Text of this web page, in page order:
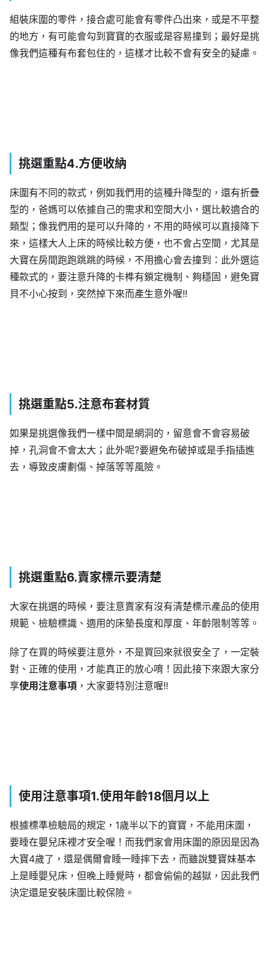
組裝床圍的零件，接合處可能會有零件凸出來，或是不平整
的地方，有可能會勾到寶寶的衣服或是容易撞到；最好是挑
像我們這種有布套包住的，這樣才比較不會有安全的疑慮。
挑選重點4.方便收納
床圍有不同的款式，例如我們用的這種升降型的，還有折疊
型的，爸媽可以依據自己的需求和空間大小，選比較適合的
類型；像我們用的是可以升降的，不用的時候可以直接降下
來，這樣大人上床的時候比較方便，也不會占空間，尤其是
大寶在房間跑跑跳跳的時候，不用擔心會去撞到：此外選這
種款式的，要注意升降的卡榫有鎖定機制、夠穩固，避免寶
貝不小心按到，突然掉下來而產生意外喔!!
挑選重點5.注意布套材質
如果是挑選像我們一樣中間是網洞的，留意會不會容易破
掉，孔洞會不會太大；此外呢?要避免布破掉或是手指插進
去，導致皮膚劃傷、掉落等等風險。
挑選重點6.賣家標示要清楚
大家在挑選的時候，要注意賣家有沒有清楚標示產品的使用
規範、檢驗標識、適用的床墊長度和厚度、年齡限制等等。
除了在買的時候要注意外，不是買回來就很安全了，一定裝
對、正確的使用，才能真正的放心唷！因此接下來跟大家分
享使用注意事項 ，大家要特別注意喔!!
使用注意事項1.使用年齡18個月以上
根據標準檢驗局的規定，1歲半以下的寶寶，不能用床圍，
要睡在嬰兒床裡才安全喔！而我們家會用床圍的原因是因為
大寶4歲了，還是偶爾會睡一睡摔下去，而雖說雙寶妹基本
上是睡嬰兒床，但晚上睡覺時，都會偷偷的越獄，因此我們
決定還是安裝床圍比較保險。